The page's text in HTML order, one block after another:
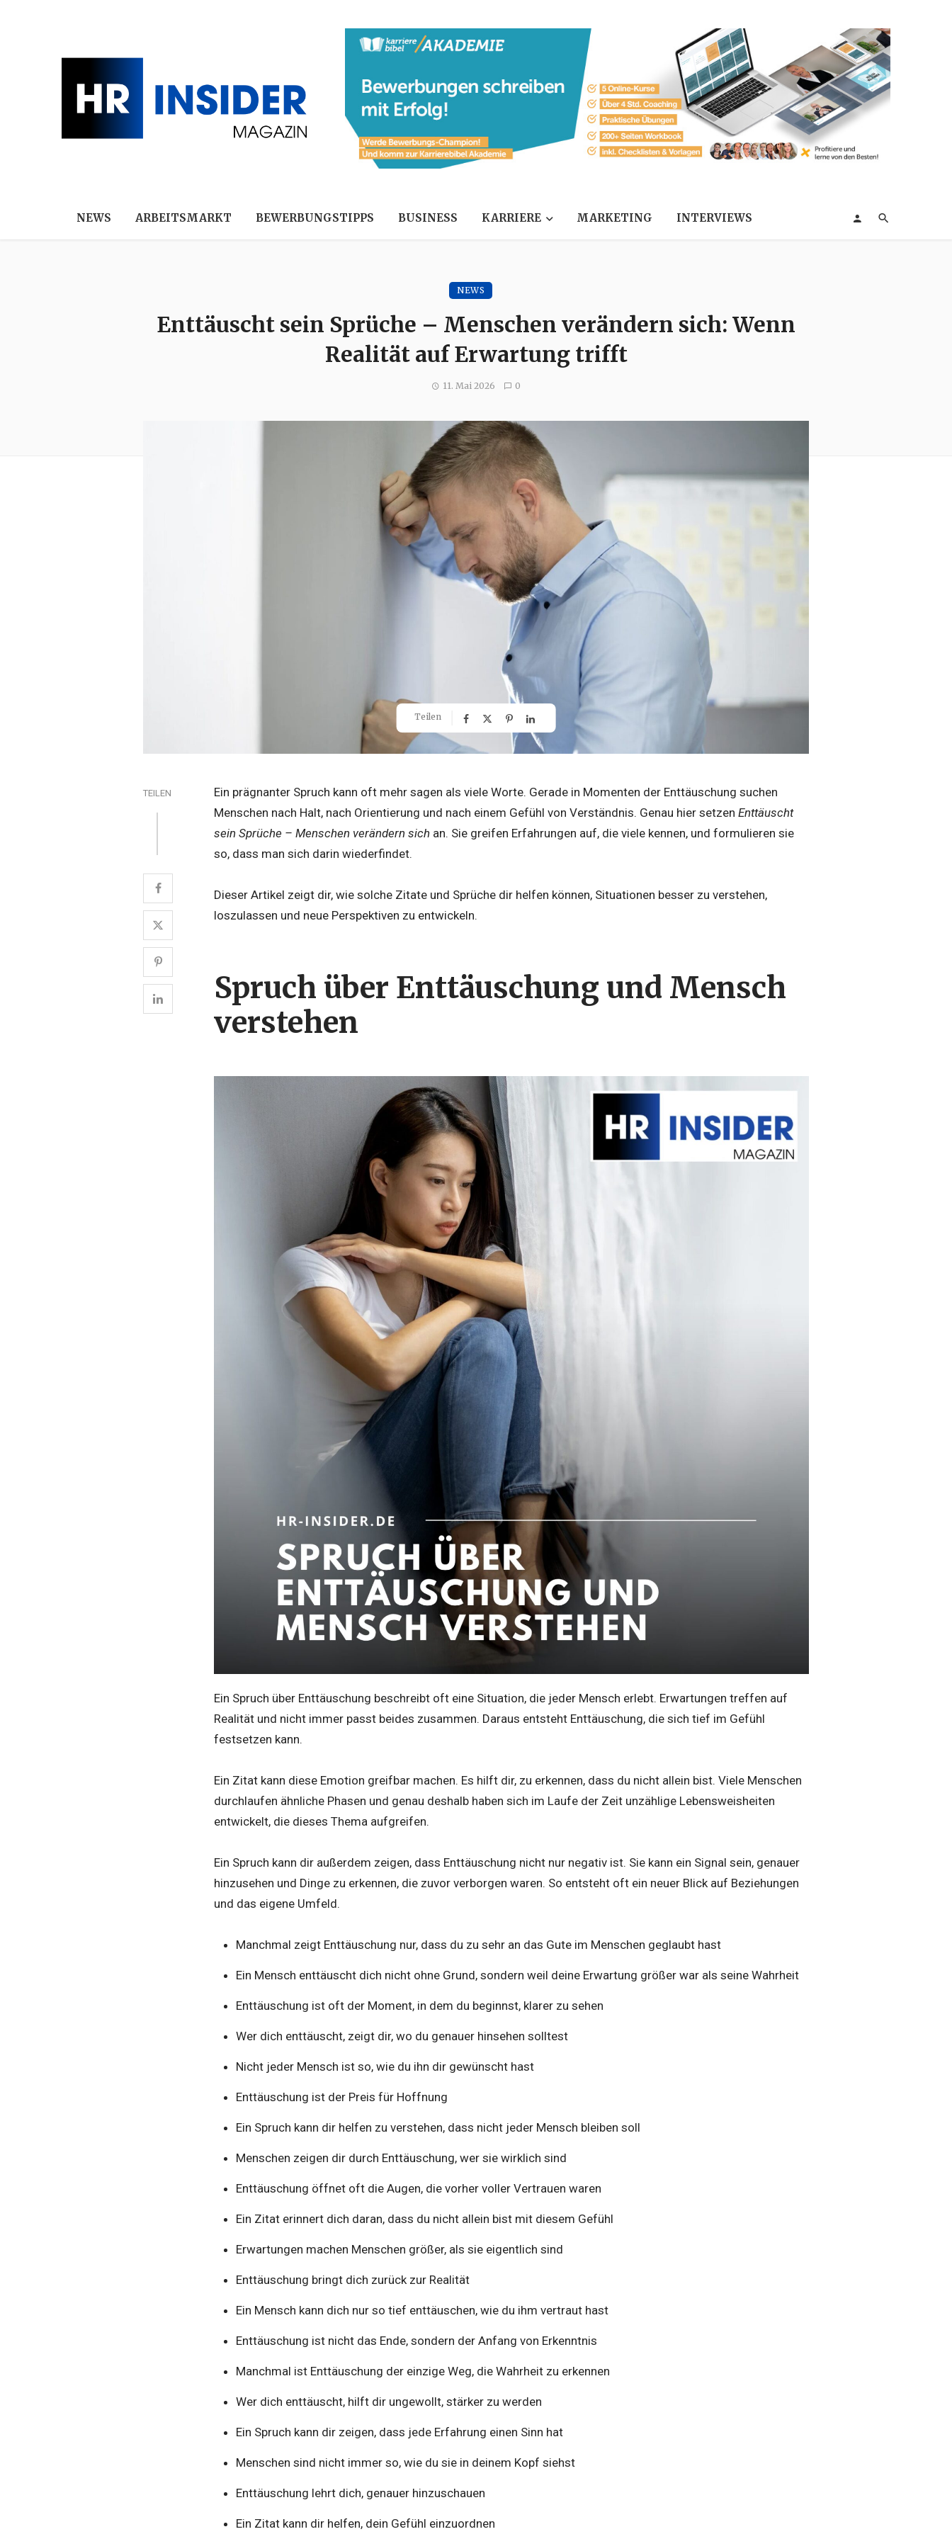
NEWS ARBEITSMARKT BEWERBUNGSTIPPS BUSINESS KARRIERE MARKETING INTERVIEWS
NEWS
Enttäuscht sein Sprüche – Menschen verändern sich: Wenn
Realität auf Erwartung trifft
11. Mai 2026 0
Teilen
TEILEN
Ein prägnanter Spruch kann oft mehr sagen als viele Worte. Gerade in Momenten der Enttäuschung suchen
Menschen nach Halt, nach Orientierung und nach einem Gefühl von Verständnis. Genau hier setzen Enttäuscht
sein Sprüche – Menschen verändern sich an. Sie greifen Erfahrungen auf, die viele kennen, und formulieren sie
so, dass man sich darin wiederfindet.
Dieser Artikel zeigt dir, wie solche Zitate und Sprüche dir helfen können, Situationen besser zu verstehen,
loszulassen und neue Perspektiven zu entwickeln.
Spruch über Enttäuschung und Mensch
verstehen
Ein Spruch über Enttäuschung beschreibt oft eine Situation, die jeder Mensch erlebt. Erwartungen treffen auf
Realität und nicht immer passt beides zusammen. Daraus entsteht Enttäuschung, die sich tief im Gefühl
festsetzen kann.
Ein Zitat kann diese Emotion greifbar machen. Es hilft dir, zu erkennen, dass du nicht allein bist. Viele Menschen
durchlaufen ähnliche Phasen und genau deshalb haben sich im Laufe der Zeit unzählige Lebensweisheiten
entwickelt, die dieses Thema aufgreifen.
Ein Spruch kann dir außerdem zeigen, dass Enttäuschung nicht nur negativ ist. Sie kann ein Signal sein, genauer
hinzusehen und Dinge zu erkennen, die zuvor verborgen waren. So entsteht oft ein neuer Blick auf Beziehungen
und das eigene Umfeld.
Manchmal zeigt Enttäuschung nur, dass du zu sehr an das Gute im Menschen geglaubt hast
Ein Mensch enttäuscht dich nicht ohne Grund, sondern weil deine Erwartung größer war als seine Wahrheit
Enttäuschung ist oft der Moment, in dem du beginnst, klarer zu sehen
Wer dich enttäuscht, zeigt dir, wo du genauer hinsehen solltest
Nicht jeder Mensch ist so, wie du ihn dir gewünscht hast
Enttäuschung ist der Preis für Hoffnung
Ein Spruch kann dir helfen zu verstehen, dass nicht jeder Mensch bleiben soll
Menschen zeigen dir durch Enttäuschung, wer sie wirklich sind
Enttäuschung öffnet oft die Augen, die vorher voller Vertrauen waren
Ein Zitat erinnert dich daran, dass du nicht allein bist mit diesem Gefühl
Erwartungen machen Menschen größer, als sie eigentlich sind
Enttäuschung bringt dich zurück zur Realität
Ein Mensch kann dich nur so tief enttäuschen, wie du ihm vertraut hast
Enttäuschung ist nicht das Ende, sondern der Anfang von Erkenntnis
Manchmal ist Enttäuschung der einzige Weg, die Wahrheit zu erkennen
Wer dich enttäuscht, hilft dir ungewollt, stärker zu werden
Ein Spruch kann dir zeigen, dass jede Erfahrung einen Sinn hat
Menschen sind nicht immer so, wie du sie in deinem Kopf siehst
Enttäuschung lehrt dich, genauer hinzuschauen
Ein Zitat kann dir helfen, dein Gefühl einzuordnen